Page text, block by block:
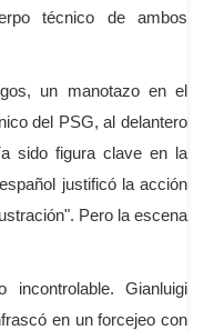
técnico de ambos
un manotazo en el
del PSG, al delantero
sido figura clave en la
justificó la acción
Pero la escena
Gianluigi
en un forcejeo con